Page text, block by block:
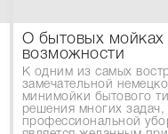
О бытовых мойках
возможности
К одним из самых
замечательной
минимойки бытового
решения многих
профессиональной